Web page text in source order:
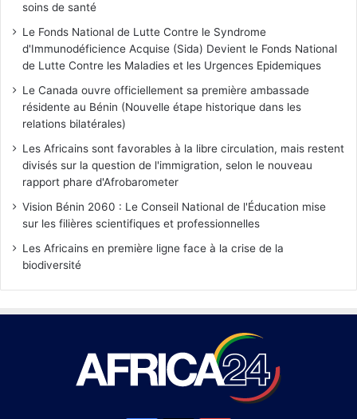
soins de santé
Le Fonds National de Lutte Contre le Syndrome
d'Immunodéficience Acquise (Sida) Devient le Fonds National
de Lutte Contre les Maladies et les Urgences Epidemiques
Le Canada ouvre officiellement sa première ambassade
résidente au Bénin (Nouvelle étape historique dans les
relations bilatérales)
Les Africains sont favorables à la libre circulation, mais restent
divisés sur la question de l'immigration, selon le nouveau
rapport phare d'Afrobarometer
Vision Bénin 2060 : Le Conseil National de l'Éducation mise
sur les filières scientifiques et professionnelles
Les Africains en première ligne face à la crise de la
biodiversité